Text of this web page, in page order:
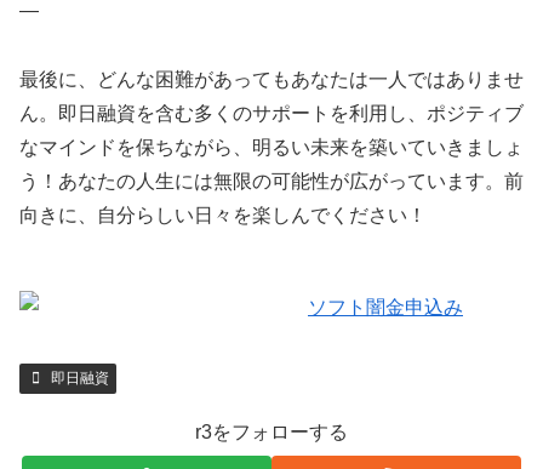
—
最後に、どんな困難があってもあなたは一人ではありませ
ん。即日融資を含む多くのサポートを利用し、ポジティブ
なマインドを保ちながら、明るい未来を築いていきましょ
う！あなたの人生には無限の可能性が広がっています。前
向きに、自分らしい日々を楽しんでください！
即日融資
r3をフォローする